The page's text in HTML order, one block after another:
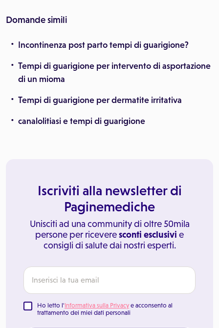
Domande simili
Incontinenza post parto tempi di guarigione?
Tempi di guarigione per intervento di asportazione
di un mioma
Tempi di guarigione per dermatite irritativa
canalolitiasi e tempi di guarigione
Iscriviti alla newsletter di
Paginemediche
Unisciti ad una community di oltre 50mila
persone per riceveresconti esclusivi e
consigli di salute dai nostri esperti.
Ho letto l'Informativa sulla Privacy e acconsento al
trattamento dei miei dati personali